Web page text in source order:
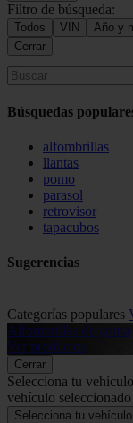
Filtro de búsqueda:
Todos VIN
Año y
Cerrar
Búsquedas
alfombrillas
llantas
pomo
parasol
retrovisor
tapacubos
Sugerencias
Categorías populares
Alfombrillas de goma
Ver productos
Cerrar
Selecciona tu
vehículo seleccionado
Selecciona tu vehículo